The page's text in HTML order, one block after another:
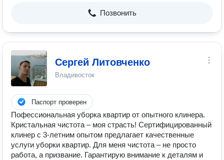
Позвонить
Сергей Литовченко
Владивосток
Паспорт проверен
Пофессиональная уборка квартир от опытного клинера.
Кристальная чистота – моя страсть! Сертифицированный
клинер с 3-летним опытом предлагает качественные
услуги уборки квартир. Для меня чистота – не просто
работа, а призвание. Гарантирую внимание к деталям и